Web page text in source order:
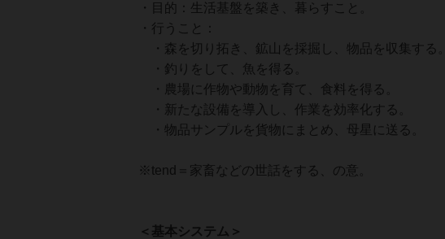
・目的：生活基盤を築き、暮らすこと。
・行うこと：
・森を切り拓き、鉱山を採掘し、物品を収集する。
・釣りをして、魚を得る。
・農場に作物や動物を育て、食料を得る。
・新たな設備を導入し、作業を効率化する。
・物品サンプルを貨物にまとめ、母星に送る。
※tend＝家畜などの世話をする、の意。
＜基本システム＞